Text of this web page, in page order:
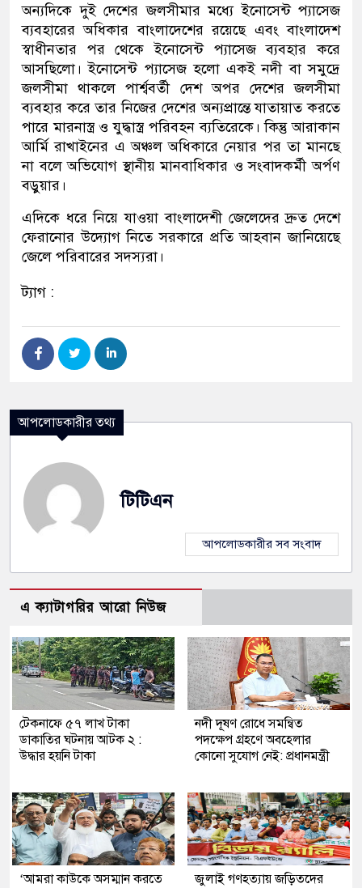
অন্যদিকে দুই দেশের জলসীমার মধ্যে ইনোসেন্ট প্যাসেজ
ব্যবহারের অধিকার বাংলাদেশের রয়েছে এবং বাংলাদেশ
স্বাধীনতার পর থেকে ইনোসেন্ট প্যাসেজ ব্যবহার করে
আসছিলো। ইনোসেন্ট প্যাসেজ হলো একই নদী বা সমুদ্রে
জলসীমা থাকলে পার্শ্ববর্তী দেশ অপর দেশের জলসীমা
ব্যবহার করে তার নিজের দেশের অন্যপ্রান্তে যাতায়াত করতে
পারে মারনাস্ত্র ও যুদ্ধাস্ত্র পরিবহন ব্যতিরেকে। কিন্তু আরাকান
আর্মি রাখাইনের এ অঞ্চল অধিকারে নেয়ার পর তা মানছে
না বলে অভিযোগ স্থানীয় মানবাধিকার ও সংবাদকর্মী অর্পণ
বড়ুয়ার।
এদিকে ধরে নিয়ে যাওয়া বাংলাদেশী জেলেদের দ্রুত দেশে
ফেরানোর উদ্যোগ নিতে সরকারে প্রতি আহবান জানিয়েছে
জেলে পরিবারের সদস্যরা।
ট্যাগ :
আপলোডকারীর তথ্য
টিটিএন
আপলোডকারীর সব সংবাদ
এ ক্যাটাগরির আরো নিউজ
টেকনাফে ৫৭ লাখ টাকা
ডাকাতির ঘটনায় আটক ২ :
উদ্ধার হয়নি টাকা
নদী দূষণ রোধে সমন্বিত
পদক্ষেপ গ্রহণে অবহেলার
কোনো সুযোগ নেই: প্রধানমন্ত্রী
‘আমরা কাউকে অসম্মান করতে
জুলাই গণহত্যায় জড়িতদের